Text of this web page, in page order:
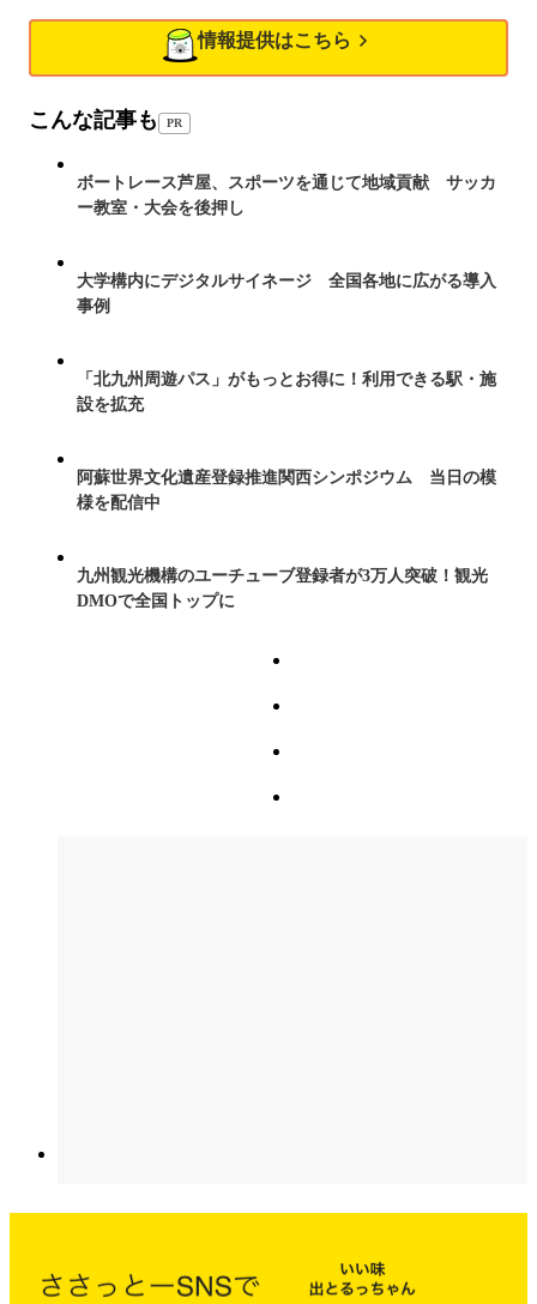
情報提供はこちら
こんな記事も PR
ボートレース芦屋、スポーツを通じて地域貢献 サッカ
ー教室・大会を後押し
大学構内にデジタルサイネージ 全国各地に広がる導入
事例
「北九州周遊パス」がもっとお得に！利用できる駅・施
設を拡充
阿蘇世界文化遺産登録推進関西シンポジウム 当日の模
様を配信中
九州観光機構のユーチューブ登録者が3万人突破！観光
DMOで全国トップに